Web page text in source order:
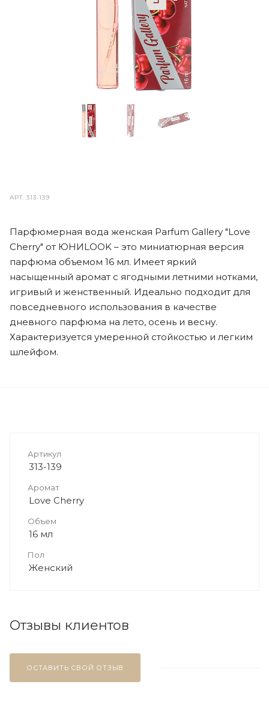
АРТ.313-139
Парфюмерная вода женская Parfum Gallery "Love
Cherry" от ЮНИLOOK – это миниатюрная версия
парфюма объемом 16 мл. Имеет яркий
насыщенный аромат с ягодными летними нотками,
игривый и женственный. Идеально подходит для
повседневного использования в качестве
дневного парфюма на лето, осень и весну.
Характеризуется умеренной стойкостью и легким
шлейфом.
Артикул
313-139
Аромат
Love Cherry
Объем
16 мл
Пол
Женский
Отзывы клиентов
ОСТАВИТЬ СВОЙ ОТЗЫВ